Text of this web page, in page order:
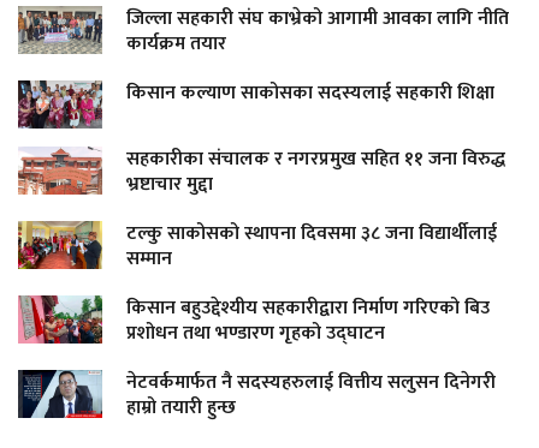
जिल्ला सहकारी संघ काभ्रेको आगामी आवका लागि नीति
कार्यक्रम तयार
किसान कल्याण साकोसका सदस्यलाई सहकारी शिक्षा
सहकारीका संचालक र नगरप्रमुख सहित ११ जना विरुद्ध
भ्रष्टाचार मुद्दा
टल्कु साकोसको स्थापना दिवसमा ३८ जना विद्यार्थीलाई
सम्मान
किसान बहुउद्देश्यीय सहकारीद्वारा निर्माण गरिएको बिउ
प्रशोधन तथा भण्डारण गृहको उद्घाटन
नेटवर्कमार्फत नै सदस्यहरुलाई वित्तीय सलुसन दिनेगरी
हाम्रो तयारी हुन्छ